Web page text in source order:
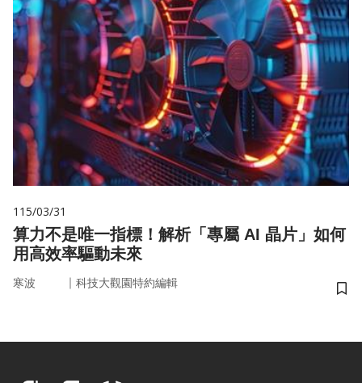
115/03/31
算力不是唯一指標！解析「專屬 AI 晶片」如何
用高效率驅動未來
寒波 ｜ 科技大觀園特約編輯
儲